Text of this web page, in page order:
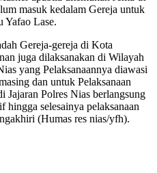
masuk kedalam Gereja untuk
Yafao Lase.
Gereja-gereja di Kota
juga dilaksanakan di Wilayah
yang Pelaksanaannya diawasi
dan untuk Pelaksanaan
Polres Nias berlangsung
hingga selesainya pelaksanaan
(Humas res nias/yfh).